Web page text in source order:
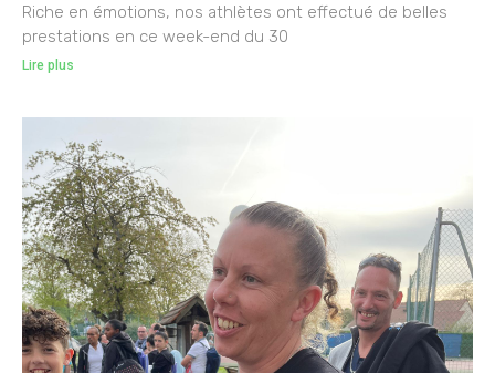
Riche en émotions, nos athlètes ont effectué de belles
prestations en ce week-end du 30
Lire plus